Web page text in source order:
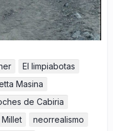
El limpiabotas
Masina
de Cabiria
Millet
neorrealismo